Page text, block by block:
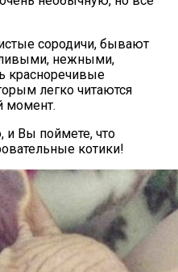
сородичи, бывают
нежными,
красноречивые
легко читаются
момент.
и Вы поймете, что
котики!